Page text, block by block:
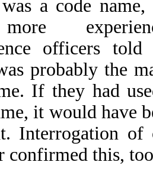
a code name,
officers told
probably the
If they had
it would have
Interrogation of
confirmed this,